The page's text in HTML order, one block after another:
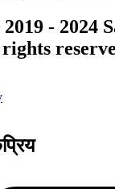
- 2024